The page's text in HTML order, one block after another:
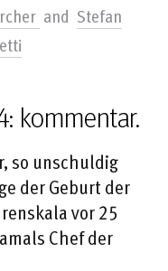
kommentar.
and Stefan
so unschuldig
der Geburt der
vor 25
Chef der